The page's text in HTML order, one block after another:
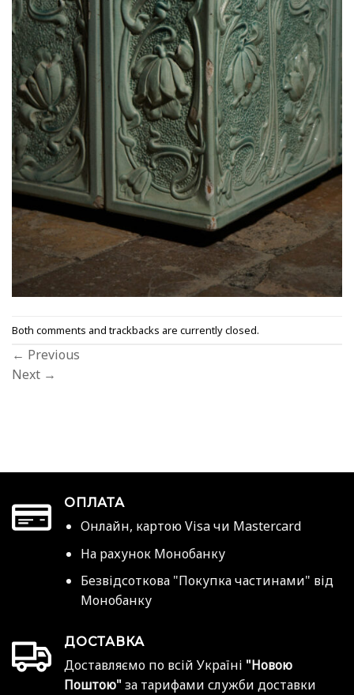
Both comments and trackbacks are currently closed.
← Previous
Next →
ОПЛАТА
Онлайн, картою Visa чи Mastercard
На рахунок Монобанку
Безвідсоткова "Покупка частинами" від
Монобанку
ДОСТАВКА
Доставляємо по всій Україні "Новою
Поштою" за тарифами служби доставки